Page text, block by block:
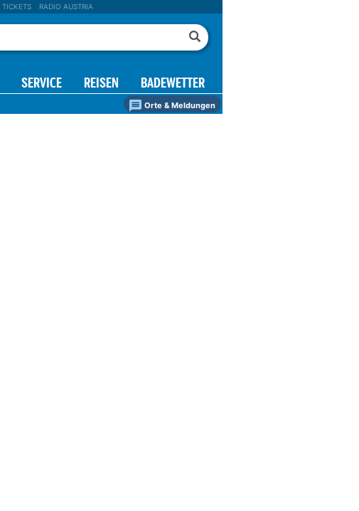
TICKETS RADIO AUSTRIA
SERVICE REISEN BADEWETTER
Orte & Meldungen